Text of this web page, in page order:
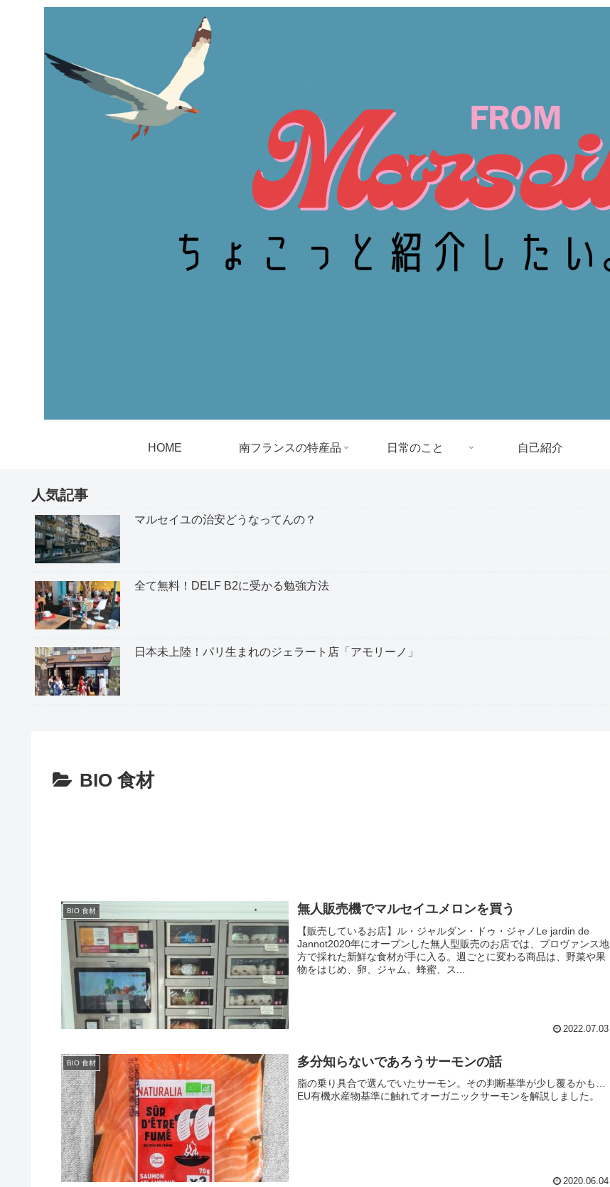
HOME 南フランスの特産品 日常のこと 自己紹介
人気記事
マルセイユの治安どうなってんの？
全て無料！DELF B2に受かる勉強方法
日本未上陸！パリ生まれのジェラート店「アモリーノ」
BIO 食材
BIO 食材 無人販売機でマルセイユメロンを買う
【販売しているお店】ル・ジャルダン・ドゥ・ジャノLe jardin de
Jannot2020年にオープンした無人型販売のお店では、プロヴァンス地
方で採れた新鮮な食材が手に入る。週ごとに変わる商品は、野菜や果
物をはじめ、卵、ジャム、蜂蜜、ス...
2022.07.03
BIO 食材 多分知らないであろうサーモンの話
脂の乗り具合で選んでいたサーモン。その判断基準が少し覆るかも…
EU有機水産物基準に触れてオーガニックサーモンを解説しました。
2020.06.04